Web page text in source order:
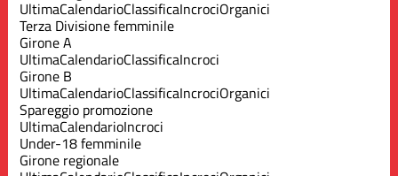
UltimaCalendarioClassificaIncrociOrganici
Terza Divisione femminile
Girone A
UltimaCalendarioClassificaIncroci
Girone B
UltimaCalendarioClassificaIncrociOrganici
Spareggio promozione
UltimaCalendarioIncroci
Under-18 femminile
Girone regionale